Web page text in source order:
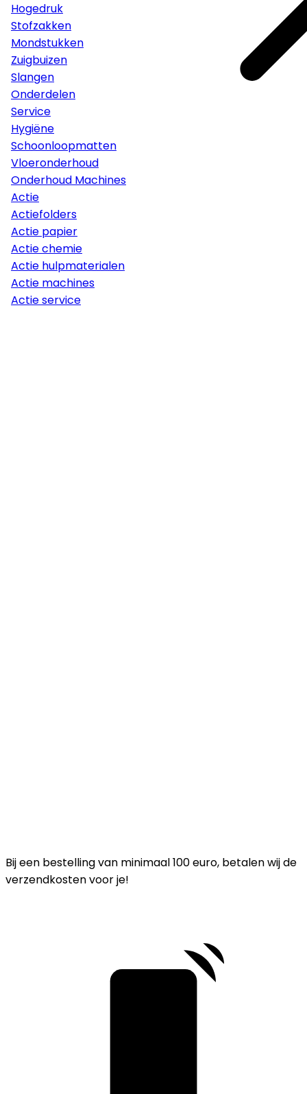
Bij een bestelling van minimaal 100 euro, betalen wij de
verzendkosten voor je!
Hogedruk
Stofzakken
Mondstukken
Zuigbuizen
Slangen
Onderdelen
Service
Hygiëne
Schoonloopmatten
Vloeronderhoud
Onderhoud Machines
Actie
Actiefolders
Actie papier
Actie chemie
Actie hulpmaterialen
Actie machines
Actie service